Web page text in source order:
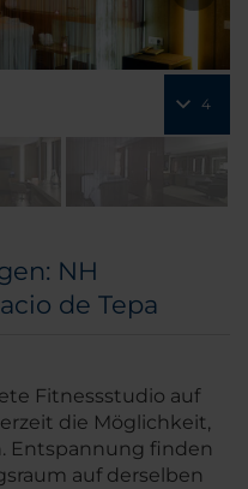
4
NH
de Tepa
Fitnessstudio auf
die Möglichkeit,
Entspannung finden
auf derselben